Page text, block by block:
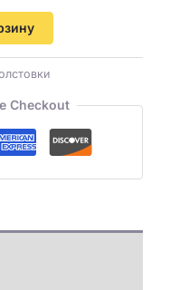
Checkout